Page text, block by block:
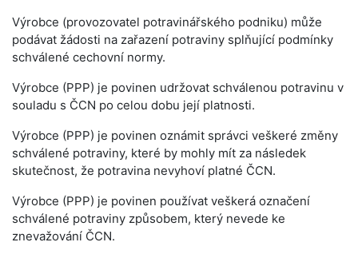
Výrobce (provozovatel potravinářského podniku) může
podávat žádosti na zařazení potraviny splňující podmínky
schválené cechovní normy.
Výrobce (PPP) je povinen udržovat schválenou potravinu v
souladu s ČCN po celou dobu její platnosti.
Výrobce (PPP) je povinen oznámit správci veškeré změny
schválené potraviny, které by mohly mít za následek
skutečnost, že potravina nevyhoví platné ČCN.
Výrobce (PPP) je povinen používat veškerá označení
schválené potraviny způsobem, který nevede ke
znevažování ČCN.